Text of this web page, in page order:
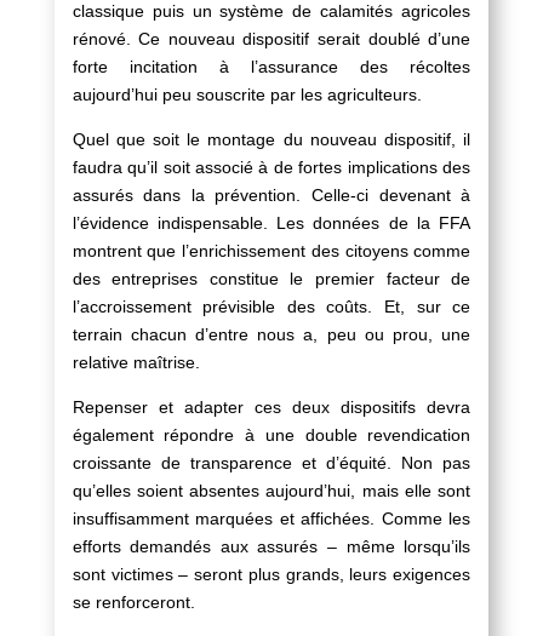
classique puis un système de calamités agricoles
rénové. Ce nouveau dispositif serait doublé d’une
forte incitation à l’assurance des récoltes
aujourd’hui peu souscrite par les agriculteurs.
Quel que soit le montage du nouveau dispositif, il
faudra qu’il soit associé à de fortes implications des
assurés dans la prévention. Celle-ci devenant à
l’évidence indispensable. Les données de la FFA
montrent que l’enrichissement des citoyens comme
des entreprises constitue le premier facteur de
l’accroissement prévisible des coûts. Et, sur ce
terrain chacun d’entre nous a, peu ou prou, une
relative maîtrise.
Repenser et adapter ces deux dispositifs devra
également répondre à une double revendication
croissante de transparence et d’équité. Non pas
qu’elles soient absentes aujourd’hui, mais elle sont
insuffisamment marquées et affichées. Comme les
efforts demandés aux assurés – même lorsqu’ils
sont victimes – seront plus grands, leurs exigences
se renforceront.